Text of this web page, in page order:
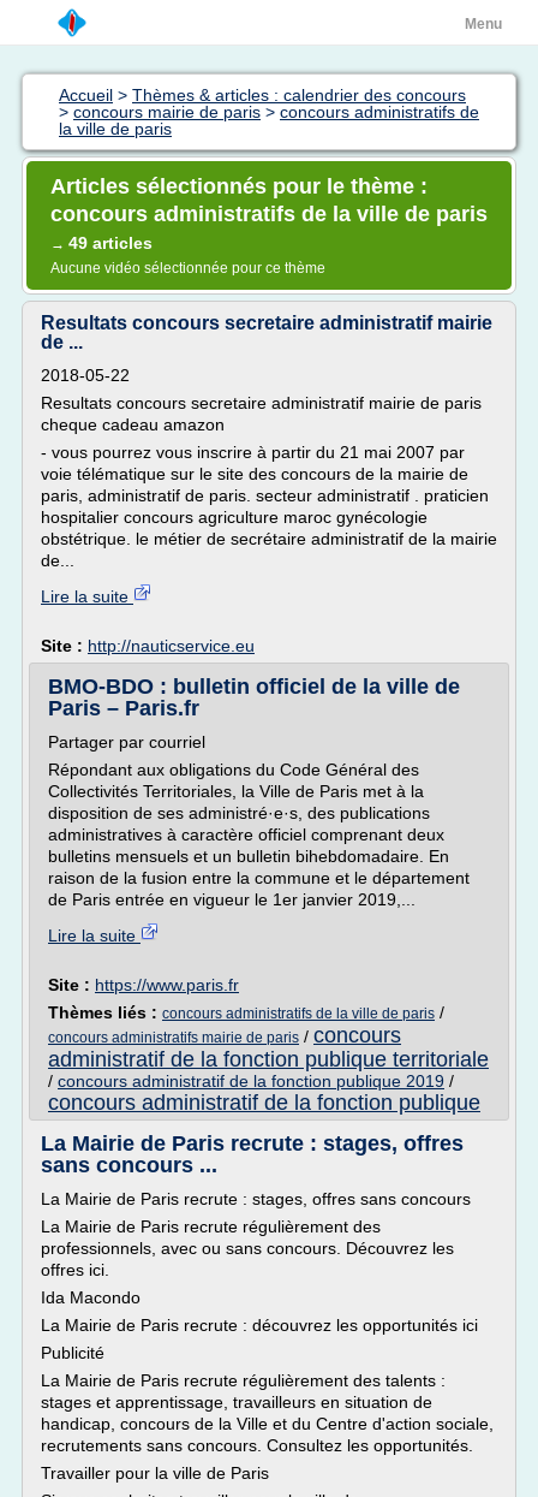
Menu
Accueil > Thèmes & articles : calendrier des concours
> concours mairie de paris > concours administratifs de
la ville de paris
Articles sélectionnés pour le thème :
concours administratifs de la ville de paris
→ 49 articles
Aucune vidéo sélectionnée pour ce thème
Resultats concours secretaire administratif mairie
de ...
2018-05-22
Resultats concours secretaire administratif mairie de paris
cheque cadeau amazon
- vous pourrez vous inscrire à partir du 21 mai 2007 par
voie télématique sur le site des concours de la mairie de
paris, administratif de paris. secteur administratif . praticien
hospitalier concours agriculture maroc gynécologie
obstétrique. le métier de secrétaire administratif de la mairie
de...
Lire la suite
Site : http://nauticservice.eu
BMO-BDO : bulletin officiel de la ville de
Paris – Paris.fr
Partager par courriel
Répondant aux obligations du Code Général des
Collectivités Territoriales, la Ville de Paris met à la
disposition de ses administré·e·s, des publications
administratives à caractère officiel comprenant deux
bulletins mensuels et un bulletin bihebdomadaire. En
raison de la fusion entre la commune et le département
de Paris entrée en vigueur le 1er janvier 2019,...
Lire la suite
Site : https://www.paris.fr
Thèmes liés : concours administratifs de la ville de paris /
concours administratifs mairie de paris / concours
administratif de la fonction publique territoriale
/ concours administratif de la fonction publique 2019 /
concours administratif de la fonction publique
La Mairie de Paris recrute : stages, offres
sans concours ...
La Mairie de Paris recrute : stages, offres sans concours
La Mairie de Paris recrute régulièrement des
professionnels, avec ou sans concours. Découvrez les
offres ici.
Ida Macondo
La Mairie de Paris recrute : découvrez les opportunités ici
Publicité
La Mairie de Paris recrute régulièrement des talents :
stages et apprentissage, travailleurs en situation de
handicap, concours de la Ville et du Centre d'action sociale,
recrutements sans concours. Consultez les opportunités.
Travailler pour la ville de Paris